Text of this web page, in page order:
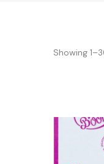
Showing